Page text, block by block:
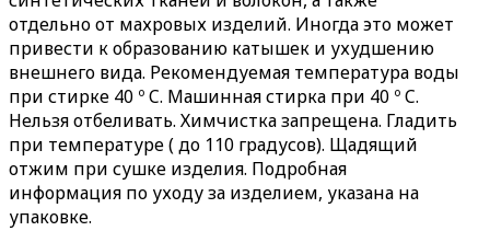
отдельно от махровых изделий. Иногда это может
привести к образованию катышек и ухудшению
внешнего вида. Рекомендуемая температура воды
при стирке 40 º C. Машинная стирка при 40 º C.
Нельзя отбеливать. Химчистка запрещена. Гладить
при температуре ( до 110 градусов). Щадящий
отжим при сушке изделия. Подробная
информация по уходу за изделием, указана на
упаковке.